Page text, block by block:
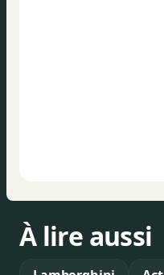
À lire aussi